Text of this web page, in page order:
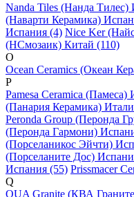
Nanda Tiles (Нанда Тилес)
(Наварти Керамика)
Испания (4) Nice Ker
(НСмозаик) Китай (110)
O
Ocean Ceramics (Океан
P
Pamesa Ceramica (Памеса)
(Панария Керамика)
Peronda Group (Перонда
(Перонда Гармони)
(Порселаникос Эйчти)
(Порселаните Дос)
Испания (55) Prissmacer
Q
QUA Granite (КВА